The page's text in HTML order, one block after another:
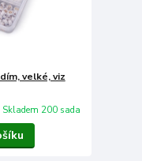
velké, viz
Skladem 200 sada